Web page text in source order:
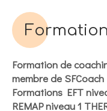
Formation
Formation de
membre de SFCoach
Formations EFT
REMAP niveau 1